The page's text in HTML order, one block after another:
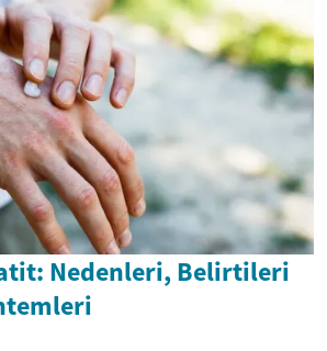
Nedenleri, Belirtileri